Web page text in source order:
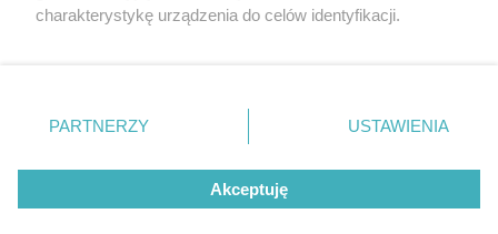
© 2026 Grupa ZPR Media
charakterystykę urządzenia do celów identyfikacji.
zmienić/wycofać klikając przycisk ustawień prywatności
znajdujący się w lewym dolnym rogu strony
rodzaje przetwarzania danych nie wymagają zgody
użytkownika, ale masz prawo sprzeciwić się takiemu
przetwarzaniu. Preferencje będą miały zastosowanie tylko
PARTNERZY USTAWIENIA
Akceptuję